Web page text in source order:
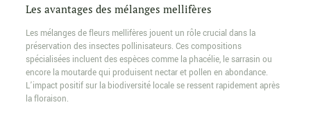
Les avantages des mélanges mellifères
Les mélanges de fleurs mellifères jouent un rôle crucial dans la
préservation des insectes pollinisateurs. Ces compositions
spécialisées incluent des espèces comme la phacélie, le sarrasin ou
encore la moutarde qui produisent nectar et pollen en abondance.
L’impact positif sur la biodiversité locale se ressent rapidement après
la floraison.